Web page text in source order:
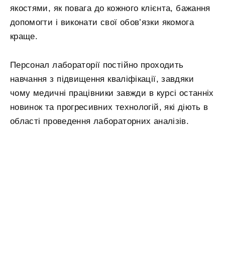
якостями, як повага до кожного клієнта, бажання
допомогти і виконати свої обов’язки якомога
краще.
Персонал лабораторії постійно проходить
навчання з підвищення кваліфікації, завдяки
чому медичні працівники завжди в курсі останніх
новинок та прогресивних технологій, які діють в
області проведення лабораторних аналізів.